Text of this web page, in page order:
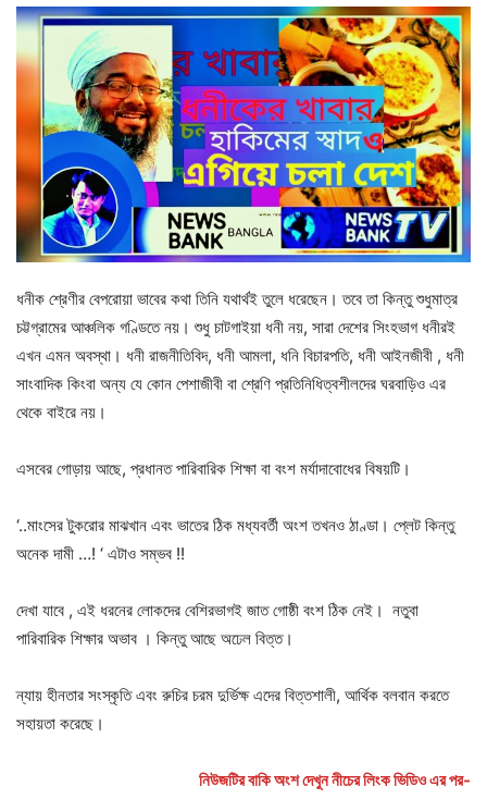
ধনীক শ্রেণীর বেপরোয়া ভাবের কথা তিনি যথার্থই তুলে ধরেছেন। তবে তা কিন্তু শুধুমাত্র
চট্টগ্রামের আঞ্চলিক গণ্ডিতে নয়। ‌শুধু চাটগাইয়া ধনী নয়, সারা দেশের সিংহভাগ ধনীরই
এখন এমন অবস্থা। ধনী রাজনীতিবিদ, ধনী আমলা, ধনি বিচারপতি, ধনী আইনজীবী , ধনী
সাংবাদিক কিংবা অন্য যে কোন পেশাজীবী বা শ্রেণি প্রতিনিধিত্বশীলদের ঘরবাড়িও এর
থেকে বাইরে নয়।
এসবের গোড়ায় আছে, প্রধানত পারিবারিক শিক্ষা বা বংশ মর্যাদাবোধের বিষয়টি।
‘..মাংসের টুকরোর মাঝখান এবং ভাতের ঠিক মধ্যবর্তী অংশ তখনও ঠাণ্ডা। প্লেট কিন্তু
অনেক দামী …! ‘ এটাও সম্ভব !!
দেখা যাবে , এই ধরনের লোকদের বেশিরভাগই জাত গোষ্ঠী বংশ ঠিক নেই। নতুবা
পারিবারিক শিক্ষার অভাব । কিন্তু আছে অঢেল বিত্ত।
ন্যায় হীনতার সংস্কৃতি এবং রুচির চরম দুর্ভিক্ষ এদের বিত্তশালী, আর্থিক বলবান করতে
সহায়তা করেছে।‌
নিউজটির বাকি অংশ দেখুন নীচের লিংক ভিডিও এর পর-